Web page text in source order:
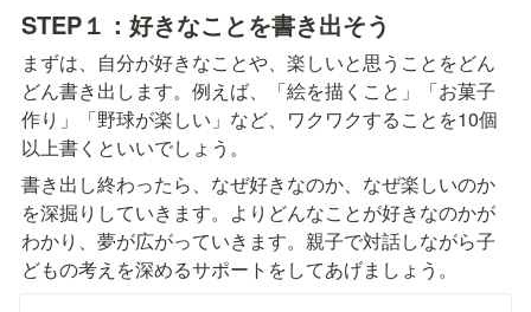
STEP１： 好きなことを書き出そう
まずは、自分が好きなことや、楽しいと思うことをどん
どん書き出します。例えば、「絵を描くこと」「お菓子
作り」「野球が楽しい」など、ワクワクすることを10個
以上書くといいでしょう。
書き出し終わったら、なぜ好きなのか、なぜ楽しいのか
を深掘りしていきます。よりどんなことが好きなのかが
わかり、夢が広がっていきます。親子で対話しながら子
どもの考えを深めるサポートをしてあげましょう。